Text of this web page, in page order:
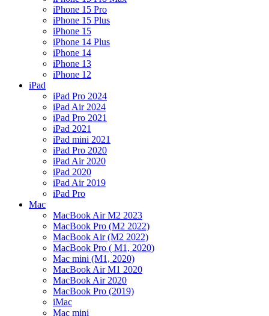
iPhone 15 Pro
iPhone 15 Plus
iPhone 15
iPhone 14 Plus
iPhone 14
iPhone 13
iPhone 12
iPad
iPad Pro 2024
iPad Air 2024
iPad Pro 2021
iPad 2021
iPad mini 2021
iPad Pro 2020
iPad Air 2020
iPad 2020
iPad Air 2019
iPad Pro
Mac
MacBook Air M2 2023
MacBook Pro (M2 2022)
MacBook Air (M2 2022)
MacBook Pro ( M1, 2020)
Mac mini (M1, 2020)
MacBook Air M1 2020
MacBook Air 2020
MacBook Pro (2019)
iMac
Mac mini